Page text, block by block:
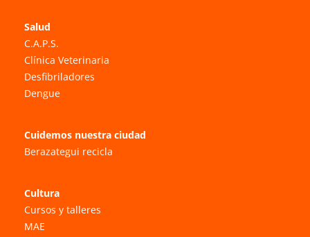
Salud
C.A.P.S.
Clínica Veterinaria
Desfibriladores
Dengue
Cuidemos nuestra ciudad
Berazategui recicla
Cultura
Cursos y talleres
MAE